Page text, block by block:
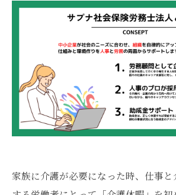
家族に介護が必要になった時、仕事